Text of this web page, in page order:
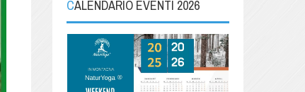
CALENDARIO EVENTI 2026